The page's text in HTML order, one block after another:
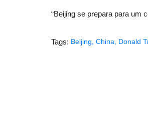
“Beijing se prepara para um
Tags: Beijing China Donald